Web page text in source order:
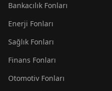
Bankacılık Fonları
Enerji Fonları
Sağlık Fonları
Finans Fonları
Otomotiv Fonları